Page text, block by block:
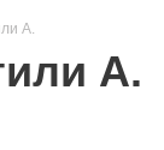
А.
А.